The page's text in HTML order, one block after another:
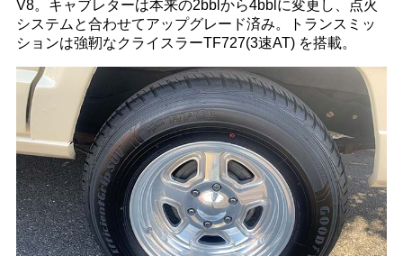
V8。キャブレターは本来の2bblから4bblに変更し、点火
システムと合わせてアップグレード済み。トランスミッ
ションは強靭なクライスラーTF727(3速AT) を搭載。